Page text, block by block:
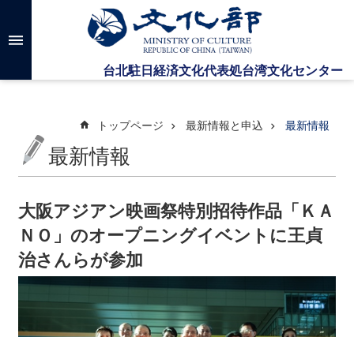
メインのコンテンツブロックにジャンプします
高
検
台
化
セ
ン
タ
ー
に
い
トップページ 最新情報と申込 最新情報
最新情報
大阪アジアン映画祭特別招待作品「ＫＡ
ＮＯ」のオープニングイベントに王貞
治さんらが参加